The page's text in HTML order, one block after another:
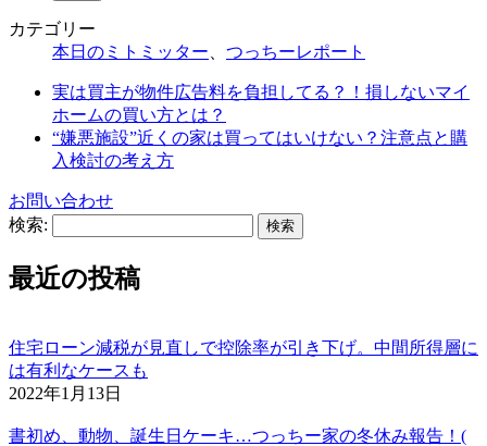
カテゴリー
本日のミトミッター
つっちーレポート
実は買主が物件広告料を負担してる？！損しないマイ
ホームの買い方とは？
“嫌悪施設”近くの家は買ってはいけない？注意点と購
入検討の考え方
お問い合わせ
検索:
最近の投稿
住宅ローン減税が見直しで控除率が引き下げ。中間所得層に
は有利なケースも
2022年1月13日
書初め、動物、誕生日ケーキ…つっちー家の冬休み報告！(